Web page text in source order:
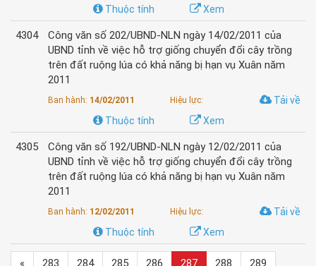
Xem
Thuộc tính
4304
Công văn số 202/UBND-NLN ngày 14/02/2011 của
UBND tỉnh về việc hỗ trợ giống chuyển đổi cây trồng
trên đất ruộng lúa có khả năng bị hạn vụ Xuân năm
2011
Ban hành: 14/02/2011 Hiệu lực:
Tải về
Xem
Thuộc tính
4305
Công văn số 192/UBND-NLN ngày 12/02/2011 của
UBND tỉnh về việc hỗ trợ giống chuyển đổi cây trồng
trên đất ruộng lúa có khả năng bị hạn vụ Xuân năm
2011
Ban hành: 12/02/2011 Hiệu lực:
Tải về
Xem
Thuộc tính
« 283 284 285 286 287 288
289